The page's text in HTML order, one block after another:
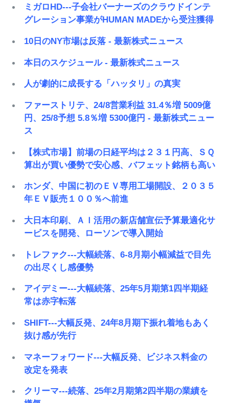
ミガロHD---子会社バーナーズのクラウドインテ
グレーション事業がHUMAN MADEから受注獲得
10日のNY市場は反落 - 最新株式ニュース
本日のスケジュール - 最新株式ニュース
人が劇的に成長する「ハッタリ」の真実
ファーストリテ、24/8営業利益 31.4％増 5009億
円、25/8予想 5.8％増 5300億円 - 最新株式ニュー
ス
【株式市場】前場の日経平均は２３１円高、ＳＱ
算出が買い優勢で安心感、バフェット銘柄も高い
ホンダ、中国に初のＥＶ専用工場開設、２０３５
年ＥＶ販売１００％へ前進
大日本印刷、ＡＩ活用の新店舗宣伝予算最適化サ
ービスを開発、ローソンで導入開始
トレファク---大幅続落、6-8月期小幅減益で目先
の出尽くし感優勢
アイデミー---大幅続落、25年5月期第1四半期経
常は赤字転落
SHIFT---大幅反発、24年8月期下振れ着地もあく
抜け感が先行
マネーフォワード---大幅反発、ビジネス料金の
改定を発表
クリーマ---続落、25年2月期第2四半期の業績を